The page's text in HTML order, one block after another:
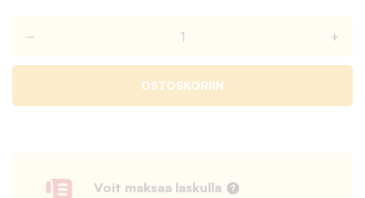
– +
OSTOSKORIIN
Voit maksaa laskulla